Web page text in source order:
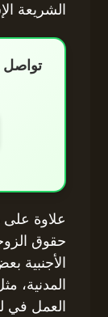
الشريعة
تواصل
علاوة على
حقوق
الأجنبية
المدنية،
العمل في